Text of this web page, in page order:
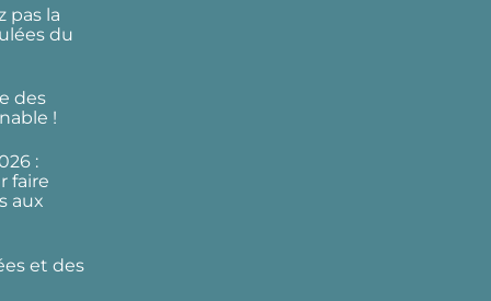
pas la
du
des
!
:
faire
aux
et des